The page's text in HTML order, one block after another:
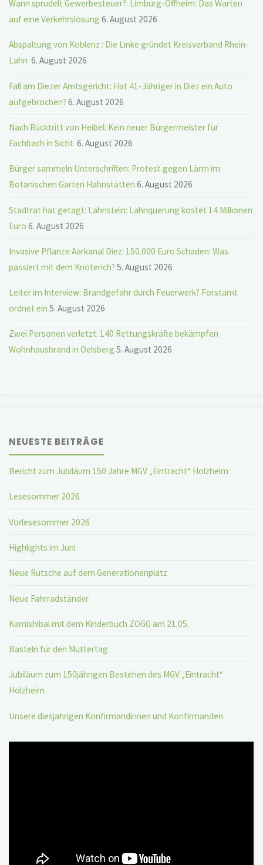
Wann sprudelt Gewerbesteuer?: Limburg-Offheim: Das Warten
auf eine Verkehrslösung 6. August 2026
Abspaltung von Koblenz : Die Linke gründet Kreisverband Rhein-
Lahn 6. August 2026
Fall am Diezer Amtsgericht: Hat 41-Jähriger in Diez ein Auto
aufgebrochen? 6. August 2026
Nach Rücktritt von Heibel: Kein neuer Bürgermeister für
Fachbach in Sicht 6. August 2026
Bürger sammeln Unterschriften: Protest gegen Lärm im
Botanischen Garten Hahnstätten 6. August 2026
Stadtrat hat getagt: Lahnstein: Lahnquerung kostet 14 Millionen
Euro 6. August 2026
Invasive Pflanze Aarkanal Diez: 150.000 Euro Schaden: Was
passiert mit dem Knöterich? 5. August 2026
Leiter im Interview: Brandgefahr durch Feuerwerk? Forstamt
ordnet ein 5. August 2026
Zwei Personen verletzt: 140 Rettungskräfte bekämpfen
Wohnhausbrand in Oelsberg 5. August 2026
NEUESTE BEITRÄGE
Bericht zum Jubiläum 150 Jahre MGV „Eintracht“ Holzheim
Lesesommer 2026
Vorlesesommer 2026
Highlights im Juni
Neue Rutsche auf dem Generationenplatz
Neue Fahrradständer
Kamishibai mit dem Kinderbuch ZOGG am 21.05.
Basteln für den Muttertag
Jubiläum zum 150jährigen Bestehen des MGV „Eintracht“
Holzheim
Unsere diesjährigen Konfirmandinnen und Konfirmanden